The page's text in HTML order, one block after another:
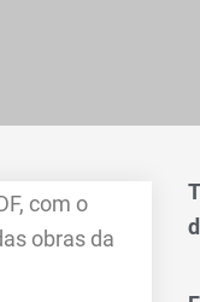
com o
obras da